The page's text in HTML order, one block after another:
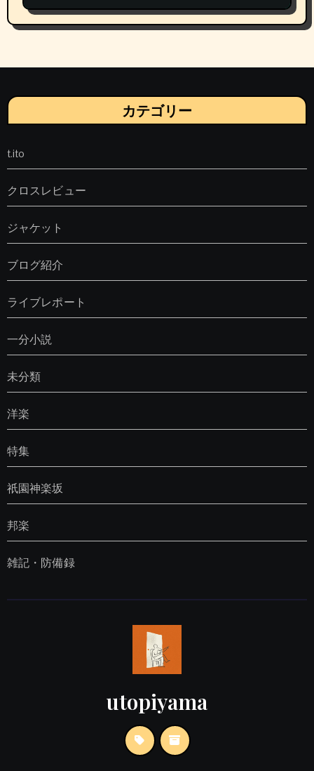
カテゴリー
t.ito
クロスレビュー
ジャケット
ブログ紹介
ライブレポート
一分小説
未分類
洋楽
特集
祇園神楽坂
邦楽
雑記・防備録
utopiyama